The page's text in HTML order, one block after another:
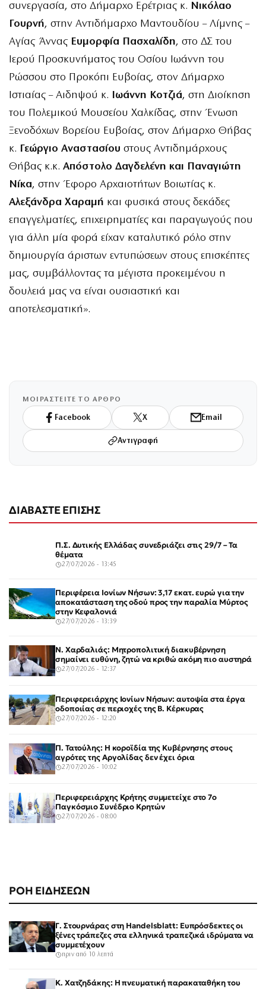
ΡΟΗ ΕΙΔΗΣΕΩΝ
Γ. Στουρνάρας στη Handelsblatt: Ευπρόσδεκτες οι
ξένες τράπεζες στα ελληνικά τραπεζικά ιδρύματα να
συμμετέχουν
πριν από 10 λεπτά
Κ. Χατζηδάκης: Η πνευματική παρακαταθήκη του
συνεργασία, στο Δήμαρχο Ερέτριας κ. Νικόλαο
Γουρνή, στην Αντιδήμαρχο Μαντουδίου – Λίμνης –
Αγίας Άννας Ευμορφία Πασχαλίδη, στο ΔΣ του
Ιερού Προσκυνήματος του Οσίου Ιωάννη του
Ρώσσου στο Προκόπι Ευβοίας, στον Δήμαρχο
Ιστιαίας – Αιδηψού κ. Ιωάννη Κοτζιά, στη Διοίκηση
του Πολεμικού Μουσείου Χαλκίδας, στην Ένωση
Ξενοδόχων Βορείου Ευβοίας, στον Δήμαρχο Θήβας
κ. Γεώργιο Αναστασίου στους Αντιδημάρχους
Θήβας κ.κ. Απόστολο Δαγδελένη και Παναγιώτη
Νίκα, στην Έφορο Αρχαιοτήτων Βοιωτίας κ.
Αλεξάνδρα Χαραμή και φυσικά στους δεκάδες
επαγγελματίες, επιχειρηματίες και παραγωγούς που
για άλλη μία φορά είχαν καταλυτικό ρόλο στην
δημιουργία άριστων εντυπώσεων στους επισκέπτες
μας, συμβάλλοντας τα μέγιστα προκειμένου η
δουλειά μας να είναι ουσιαστική και
αποτελεσματική».
ΜΟΙΡΑΣΤΕΙΤΕ ΤΟ ΑΡΘΡΟ
Facebook X Email
Αντιγραφή
ΔΙΑΒΑΣΤΕ ΕΠΙΣΗΣ
Π.Σ. Δυτικής Ελλάδας συνεδριάζει στις 29/7 – Τα
θέματα
27/07/2026 - 13:45
Περιφέρεια Ιονίων Νήσων: 3,17 εκατ. ευρώ για την
αποκατάσταση της οδού προς την παραλία Μύρτος
στην Κεφαλονιά
27/07/2026 - 13:39
Ν. Χαρδαλιάς: Μητροπολιτική διακυβέρνηση
σημαίνει ευθύνη, ζητώ να κριθώ ακόμη πιο αυστηρά
27/07/2026 - 12:37
Περιφερειάρχης Ιονίων Νήσων: αυτοψία στα έργα
οδοποιίας σε περιοχές της Β. Κέρκυρας
27/07/2026 - 12:20
Π. Τατούλης: Η κοροϊδία της Κυβέρνησης στους
αγρότες της Αργολίδας δεν έχει όρια
27/07/2026 - 10:02
Περιφερειάρχης Κρήτης συμμετείχε στο 7ο
Παγκόσμιο Συνέδριο Κρητών
27/07/2026 - 08:00